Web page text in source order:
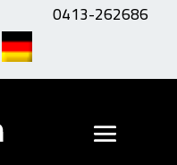
0413-262686